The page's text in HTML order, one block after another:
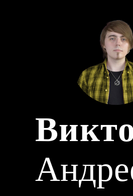
Виктор
— Клинический психолог
— КПТ-терапевт
— Видеоблогер
Андреев